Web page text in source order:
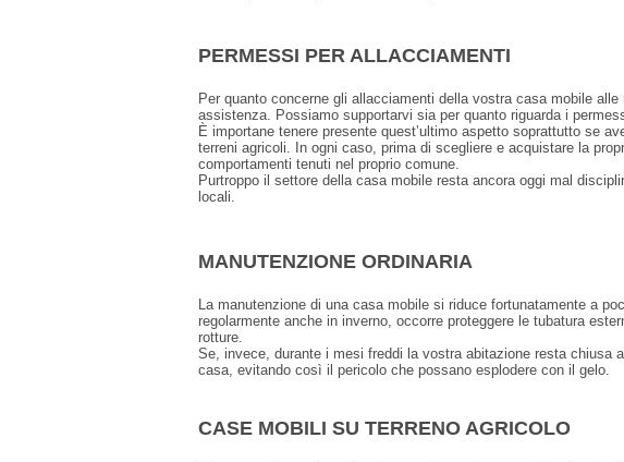
PERMESSI PER ALLACCIAMENTI
Per quanto concerne gli allacciamenti della vostra casa mobile
assistenza. Possiamo supportarvi sia per quanto riguarda i
È importane tenere presente quest’ultimo aspetto soprattutto se
terreni agricoli. In ogni caso, prima di scegliere e acquistare la
comportamenti tenuti nel proprio comune.
Purtroppo il settore della casa mobile resta ancora oggi mal
locali.
MANUTENZIONE ORDINARIA
La manutenzione di una casa mobile si riduce fortunatamente a
regolarmente anche in inverno, occorre proteggere le tubatura
rotture.
Se, invece, durante i mesi freddi la vostra abitazione resta chiusa
casa, evitando così il pericolo che possano esplodere con il gelo.
CASE MOBILI SU TERRENO AGRICOLO